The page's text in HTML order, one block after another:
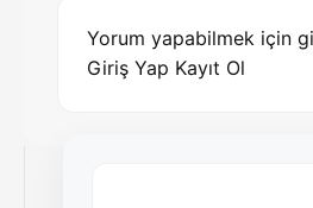
Yorum yapabilmek için
Giriş Yap Kayıt Ol